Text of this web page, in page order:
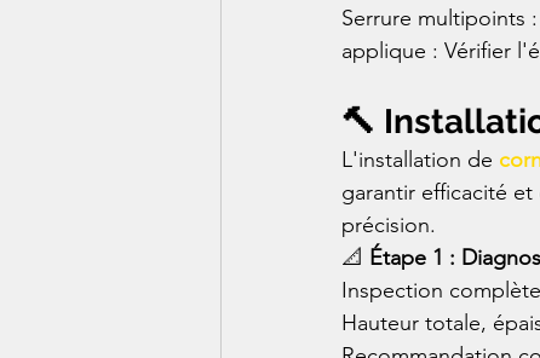
Serrure multipoints
applique : Vérifier
🔨
L'installation de
garantir efficacité
précision.
📐 Étape 1 :
Inspection
Hauteur totale,